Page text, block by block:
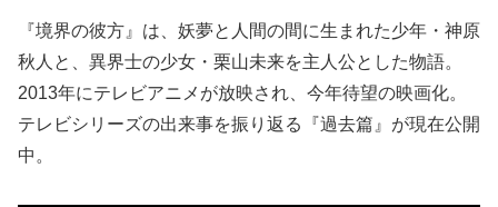
『境界の彼方』は、妖夢と人間の間に生まれた少年・神原
秋人と、異界士の少女・栗山未来を主人公とした物語。
2013年にテレビアニメが放映され、今年待望の映画化。
テレビシリーズの出来事を振り返る『過去篇』が現在公開
中。